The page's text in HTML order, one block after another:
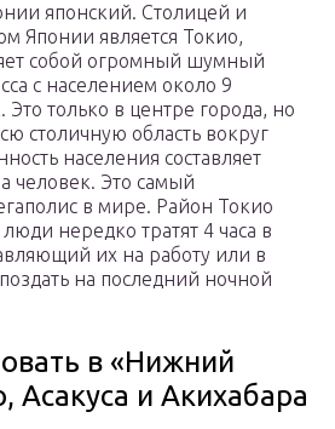
японский. Столицей и
Японии является Токио,
собой огромный шумный
с населением около 9
только в центре города, но
столичную область вокруг
населения составляет
человек. Это самый
в мире. Район Токио
нередко тратят 4 часа в
их на работу или в
на последний ночной
в «Нижний
Асакуса и Акихабара